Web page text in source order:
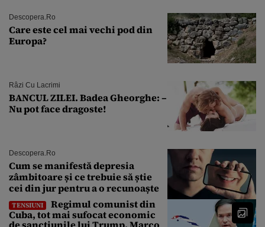
Descopera.ro
Care este cel mai vechi pod din
Europa?
Râzi Cu Lacrimi
BANCUL ZILEI. Badea Gheorghe: –
Nu pot face dragoste!
Descopera.ro
Cum se manifestă depresia
zâmbitoare și ce trebuie să știe
cei din jur pentru a o recunoaște
TENSIUNI
Regimul comunist din
Cuba, tot mai sufocat economic